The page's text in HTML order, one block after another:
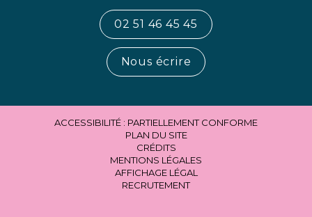
02 51 46 45 45
Nous écrire
ACCESSIBILITÉ : PARTIELLEMENT CONFORME
PLAN DU SITE
CRÉDITS
MENTIONS LÉGALES
AFFICHAGE LÉGAL
RECRUTEMENT